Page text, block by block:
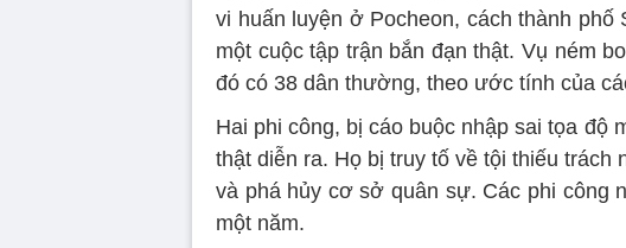
vi huấn luyện ở Pocheon, cách thành
một cuộc tập trận bắn đạn thật. Vụ ném
đó có 38 dân thường, theo ước tính của
Hai phi công, bị cáo buộc nhập sai tọa độ
thật diễn ra. Họ bị truy tố về tội thiếu
và phá hủy cơ sở quân sự. Các phi công
một năm.